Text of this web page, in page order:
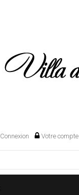
Connexion Votre compte